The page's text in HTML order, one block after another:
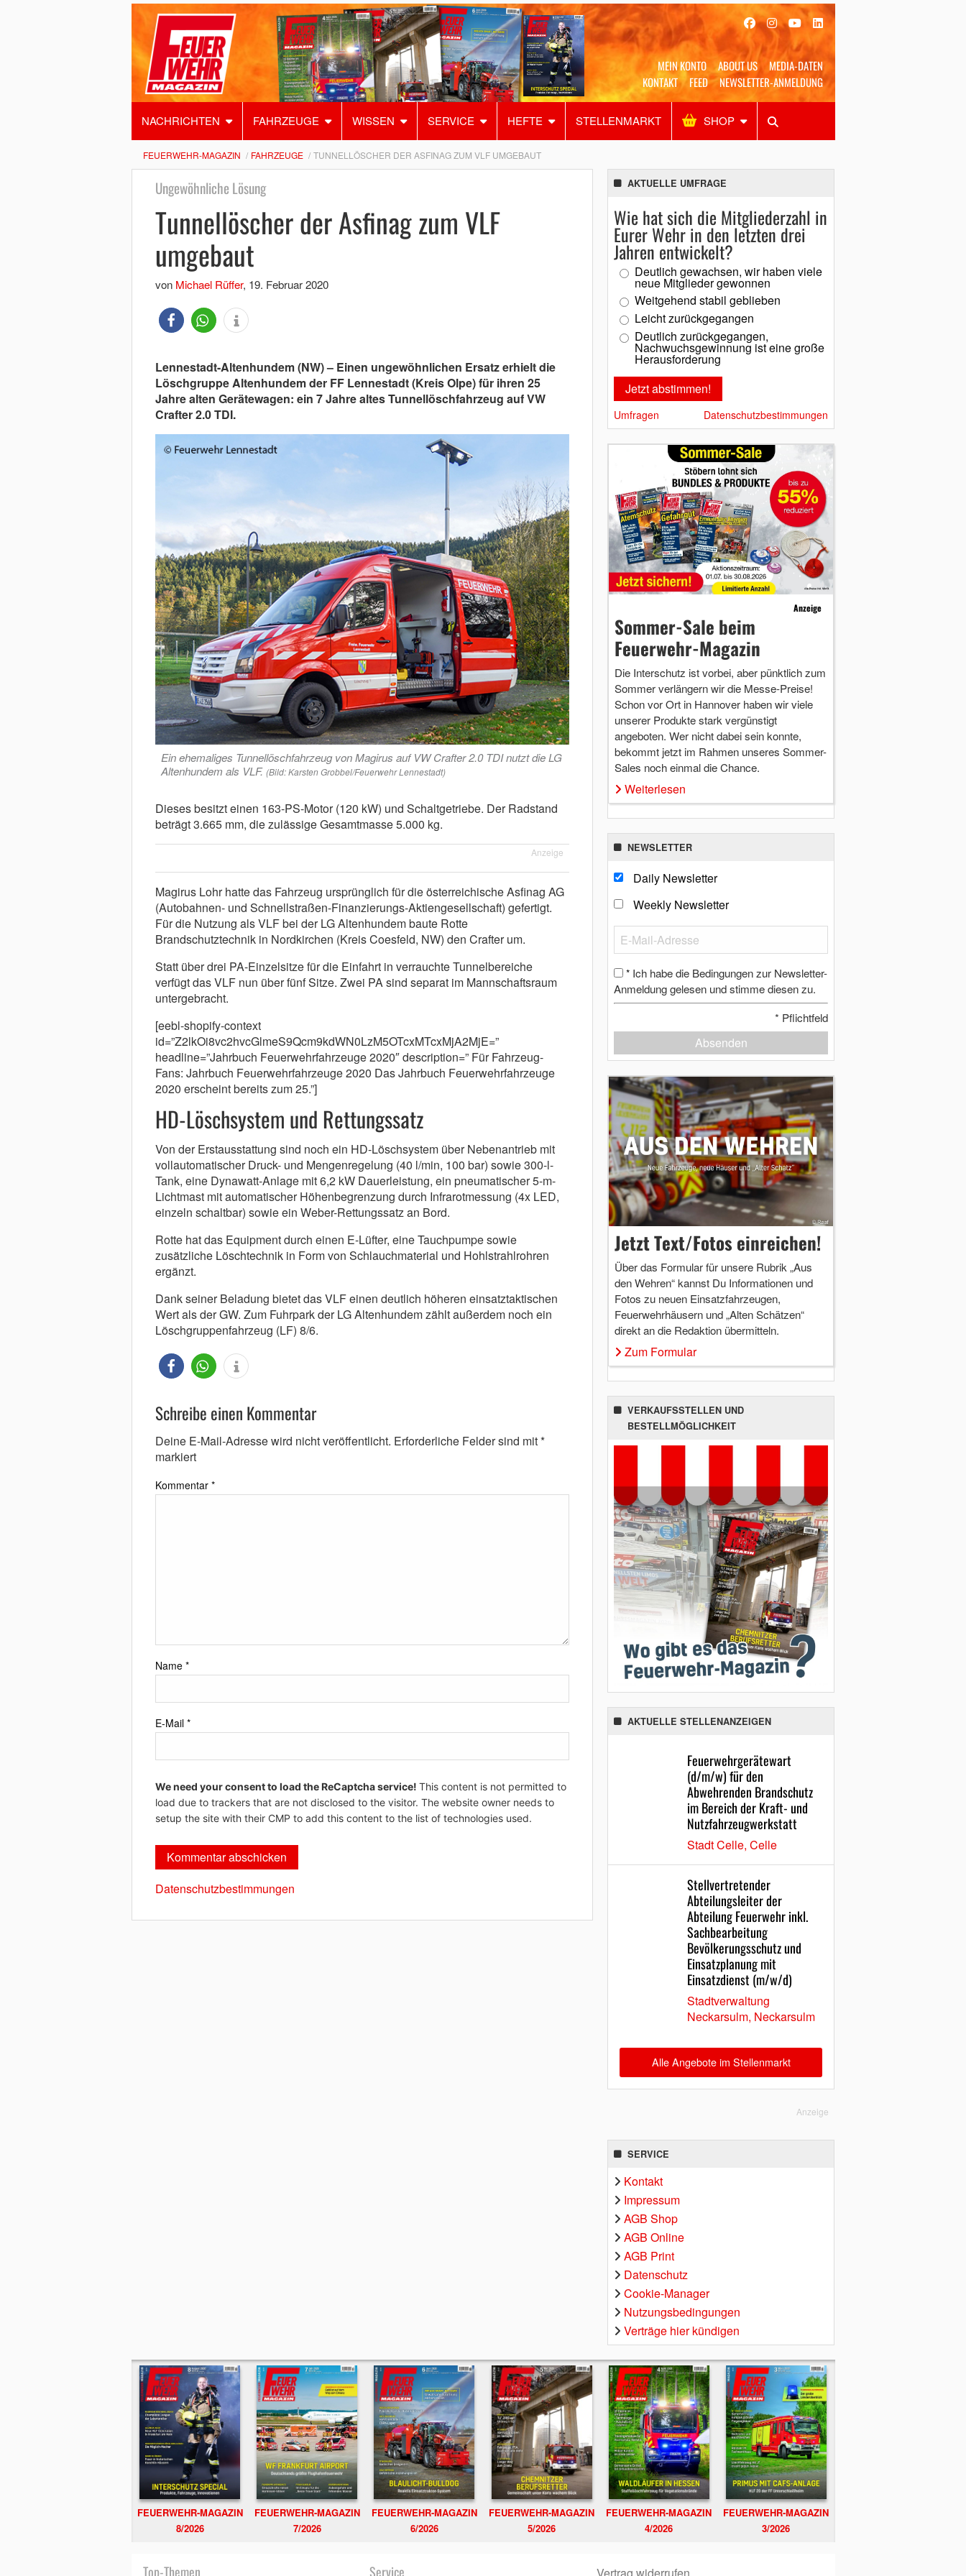
MEIN KONTO ABOUT US
MEDIA-DATEN
KONTAKT
FEED NEWSLETTER-ANMELDUNG
NACHRICHTEN FAHRZEUGE WISSEN SERVICE HEFTE STELLENMARKT SHOP
Alles Shop SUCHEN
FEUERWEHR-MAGAZIN FAHRZEUGE TUNNELLÖSCHER DER ASFINAG ZUM VLF UMGEBAUT
Ungewöhnliche Lösung
Tunnellöscher der Asfinag zum VLF
umgebaut
von Michael Rüffer, 19. Februar 2020
Lennestadt-Altenhundem (NW) – Einen ungewöhnlichen Ersatz erhielt die
Löschgruppe Altenhundem der FF Lennestadt (Kreis Olpe) für ihren 25
Jahre alten Gerätewagen: ein 7 Jahre altes Tunnellöschfahrzeug auf VW
Crafter 2.0 TDI.
Ein ehemaliges Tunnellöschfahrzeug von Magirus auf VW Crafter 2.0 TDI nutzt die LG
Altenhundem als VLF. (Bild: Karsten Grobbel/Feuerwehr Lennestadt)
Dieses besitzt einen 163-PS-Motor (120 kW) und Schaltgetriebe. Der Radstand
beträgt 3.665 mm, die zulässige Gesamtmasse 5.000 kg.
Anzeige
Magirus Lohr hatte das Fahrzeug ursprünglich für die österreichische Asfinag AG
(Autobahnen- und Schnellstraßen-Finanzierungs-Aktiengesellschaft) gefertigt.
Für die Nutzung als VLF bei der LG Altenhundem baute Rotte
Brandschutztechnik in Nordkirchen (Kreis Coesfeld, NW) den Crafter um.
Statt über drei PA-Einzelsitze für die Einfahrt in verrauchte Tunnelbereiche
verfügt das VLF nun über fünf Sitze. Zwei PA sind separat im Mannschaftsraum
untergebracht.
[eebl-shopify-context
id=”Z2lkOi8vc2hvcGlmeS9Qcm9kdWN0LzM5OTcxMTcxMjA2MjE=”
headline=”Jahrbuch Feuerwehrfahrzeuge 2020″ description=” Für Fahrzeug-
Fans: Jahrbuch Feuerwehrfahrzeuge 2020 Das Jahrbuch Feuerwehrfahrzeuge
2020 erscheint bereits zum 25.”]
HD-Löschsystem und Rettungssatz
Von der Erstausstattung sind noch ein HD-Löschsystem über Nebenantrieb mit
vollautomatischer Druck- und Mengenregelung (40 l/min, 100 bar) sowie 300-l-
Tank, eine Dynawatt-Anlage mit 6,2 kW Dauerleistung, ein pneumatischer 5-m-
Lichtmast mit automatischer Höhenbegrenzung durch Infrarotmessung (4x LED,
einzeln schaltbar) sowie ein Weber-Rettungssatz an Bord.
Rotte hat das Equipment durch einen E-Lüfter, eine Tauchpumpe sowie
zusätzliche Löschtechnik in Form von Schlauchmaterial und Hohlstrahlrohren
ergänzt.
Dank seiner Beladung bietet das VLF einen deutlich höheren einsatztaktischen
Wert als der GW. Zum Fuhrpark der LG Altenhundem zählt außerdem noch ein
Löschgruppenfahrzeug (LF) 8/6.
Schreibe einen Kommentar
Deine E-Mail-Adresse wird nicht veröffentlicht. Erforderliche Felder sind mit*
markiert
Kommentar *
Name *
E-Mail *
We need your consent to load the ReCaptcha service! This content is not permitted to
load due to trackers that are not disclosed to the visitor. The website owner needs to
setup the site with their CMP to add this content to the list of technologies used.
Datenschutzbestimmungen
AKTUELLE UMFRAGE
Wie hat sich die Mitgliederzahl in
Eurer Wehr in den letzten drei
Jahren entwickelt?
Deutlich gewachsen, wir haben viele
neue Mitglieder gewonnen
Weitgehend stabil geblieben
Leicht zurückgegangen
Deutlich zurückgegangen,
Nachwuchsgewinnung ist eine große
Herausforderung
Umfragen Datenschutzbestimmungen
Anzeige
Sommer-Sale beim
Feuerwehr-Magazin
Die Interschutz ist vorbei, aber pünktlich zum
Sommer verlängern wir die Messe-Preise!
Schon vor Ort in Hannover haben wir viele
unserer Produkte stark vergünstigt
angeboten. Wer nicht dabei sein konnte,
bekommt jetzt im Rahmen unseres Sommer-
Sales noch einmal die Chance.
Weiterlesen
NEWSLETTER
Daily Newsletter
Weekly Newsletter
* Ich habe die Bedingungen zur Newsletter-
Anmeldung gelesen und stimme diesen zu.
* Pflichtfeld
Absenden
Jetzt Text/Fotos einreichen!
Über das Formular für unsere Rubrik „Aus
den Wehren“ kannst Du Informationen und
Fotos zu neuen Einsatzfahrzeugen,
Feuerwehrhäusern und „Alten Schätzen“
direkt an die Redaktion übermitteln.
Zum Formular
VERKAUFSSTELLEN UND
BESTELLMÖGLICHKEIT
AKTUELLE STELLENANZEIGEN
Feuerwehrgerätewart
(d/m/w) für den
Abwehrenden Brandschutz
im Bereich der Kraft- und
Nutzfahrzeugwerkstatt
Stadt Celle, Celle
Stellvertretender
Abteilungsleiter der
Abteilung Feuerwehr inkl.
Sachbearbeitung
Bevölkerungsschutz und
Einsatzplanung mit
Einsatzdienst (m/w/d)
Stadtverwaltung
Neckarsulm, Neckarsulm
Alle Angebote im Stellenmarkt
Anzeige
SERVICE
Kontakt
Impressum
AGB Shop
AGB Online
AGB Print
Datenschutz
Cookie-Manager
Nutzungsbedingungen
Verträge hier kündigen
FEUERWEHR-MAGAZIN
8/2026
FEUERWEHR-MAGAZIN
7/2026
FEUERWEHR-MAGAZIN
6/2026
FEUERWEHR-MAGAZIN
5/2026
FEUERWEHR-MAGAZIN
4/2026
FEUERWEHR-MAGAZIN
3/2026
Top-Themen Service